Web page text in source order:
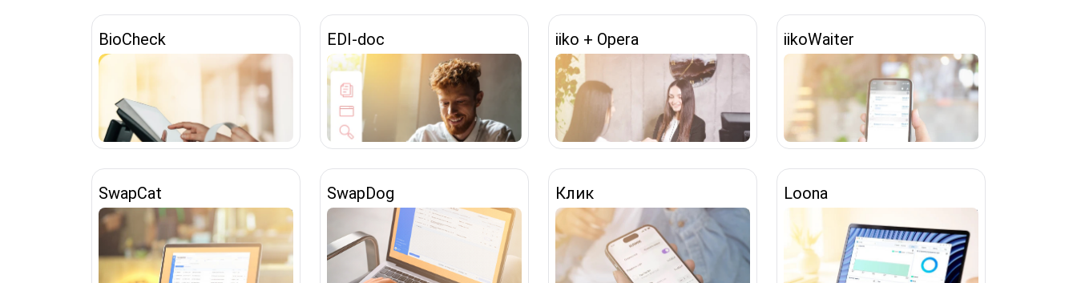
BioCheck EDI-doc iiko + Opera iikoWaiter
SwapCat SwapDog Клик Loona